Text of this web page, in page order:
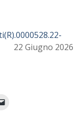
22 Giugno 2026